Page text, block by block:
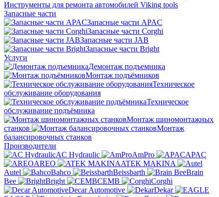
Инструменты для ремонта автомобилей Viking tools
Запасные части
Запасные части APAC
Запасные части Corghi
Запасные части JAB
Запасные части Bright
Услуги
Демонтаж подъемника
Монтаж подъёмников
Техническое
обслуживание оборудования
Техническое
обслуживание подъёмника
Монтаж шиномонтажных
станков
Монтаж
балансировочных станков
Производители
AC Hydraulic
AmPro
APAC
AREO
ATEK MAKINA
Autel
Bahco Beissbarth
Brain
Bee
Bright CEMB
Corghi
Decar Automotive
Dekar